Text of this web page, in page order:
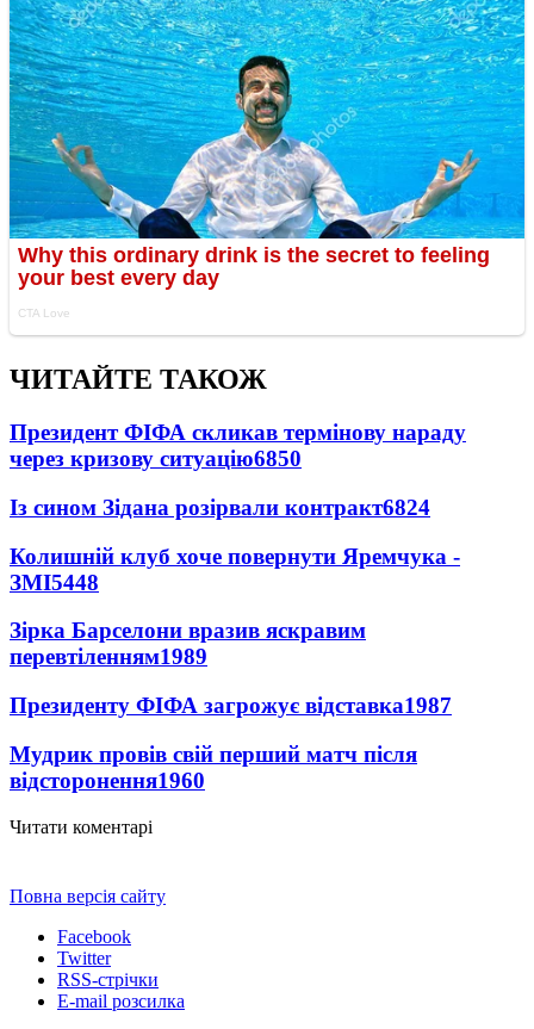
ЧИТАЙТЕ ТАКОЖ
Президент ФІФА скликав термінову нараду
через кризову ситуацію6850
Із сином Зідана розірвали контракт6824
Колишній клуб хоче повернути Яремчука -
ЗМІ5448
Зірка Барселони вразив яскравим
перевтіленням1989
Президенту ФІФА загрожує відставка1987
Мудрик провів свій перший матч після
відсторонення1960
Читати коментарі
Повна версія сайту
Facebook
Twitter
RSS-стрічки
E-mail розсилка